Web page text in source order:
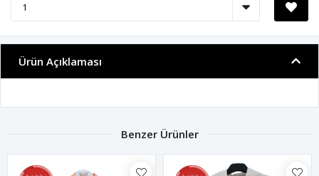
Ürün Açıklaması
Benzer Ürünler